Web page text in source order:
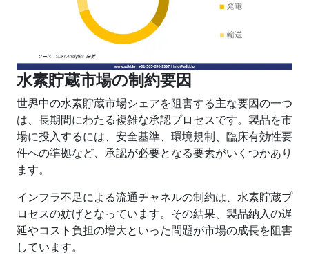
水素貯蔵市場の制約要因
世界中の水素貯蔵市場シェアを阻害する主な要因の一つ
は、長期間にわたる複雑な承認プロセスです。製品を市
場に投入するには、安全基準、環境規制、臨床有効性要
件への準拠など、承認が必要となる要素がいくつかあり
ます。
インフラ不足による流通チャネルの制約は、水素貯蔵プ
ロセスの妨げとなっています。その結果、製品納入の遅
延やコスト負担の増大といった問題が市場の成長を阻害
しています。